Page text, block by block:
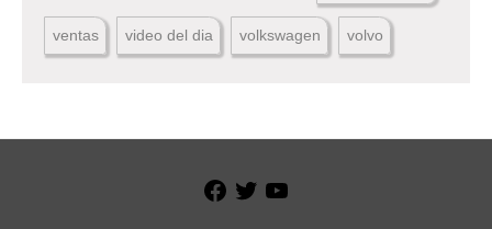
ventas video del dia volkswagen volvo
Facebook
Twitter